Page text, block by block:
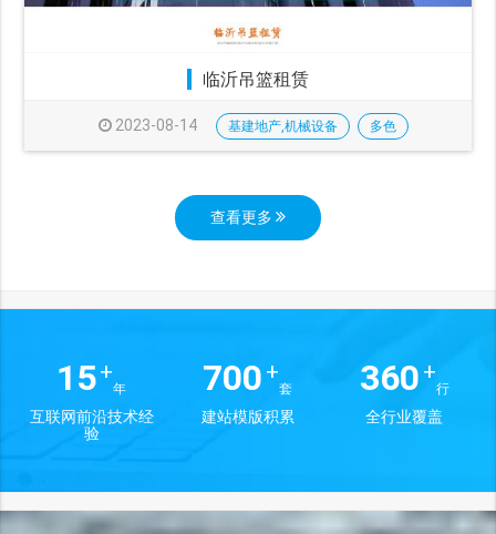
临沂吊篮租赁
2023-08-14 基建地产,机械设备 多色
查看更多
15+
年
互联网前沿技术经
验
700 +
套
建站模版积累
360 +
行
全行业覆盖